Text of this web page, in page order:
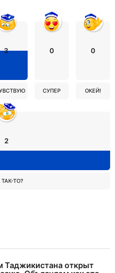
3 0
СУПЕР
0
ОКЕЙ!
2
ТО?
Таджикистана открыт